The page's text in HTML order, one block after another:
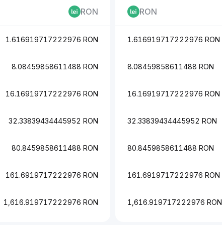
RON
1.616919717222976 RON
8.08459858611488 RON
16.16919717222976 RON
32.33839434445952 RON
80.8459858611488 RON
161.6919717222976 RON
1,616.919717222976 RON
RON
1.616919717222976 RON
8.08459858611488 RON
16.16919717222976 RON
32.33839434445952 RON
80.8459858611488 RON
161.6919717222976 RON
1,616.919717222976 RON